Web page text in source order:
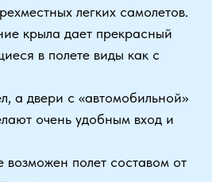
легких самолетов.
крыла дает прекрасный
в полете виды как с
а двери с «автомобильной»
очень удобным вход и
полет составом от